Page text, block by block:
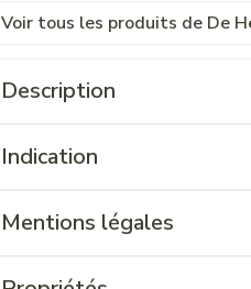
Voir tous les produits de De
Description
Indication
Mentions légales